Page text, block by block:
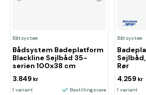
Båtsystem
Bådsystem Badeplatform
Blackline Sejlbåd 35-
serien 100x38 cm
3.849 kr
1 variant Bestillingsvare
Båtsystem
Rør
4.259 kr
1 variant